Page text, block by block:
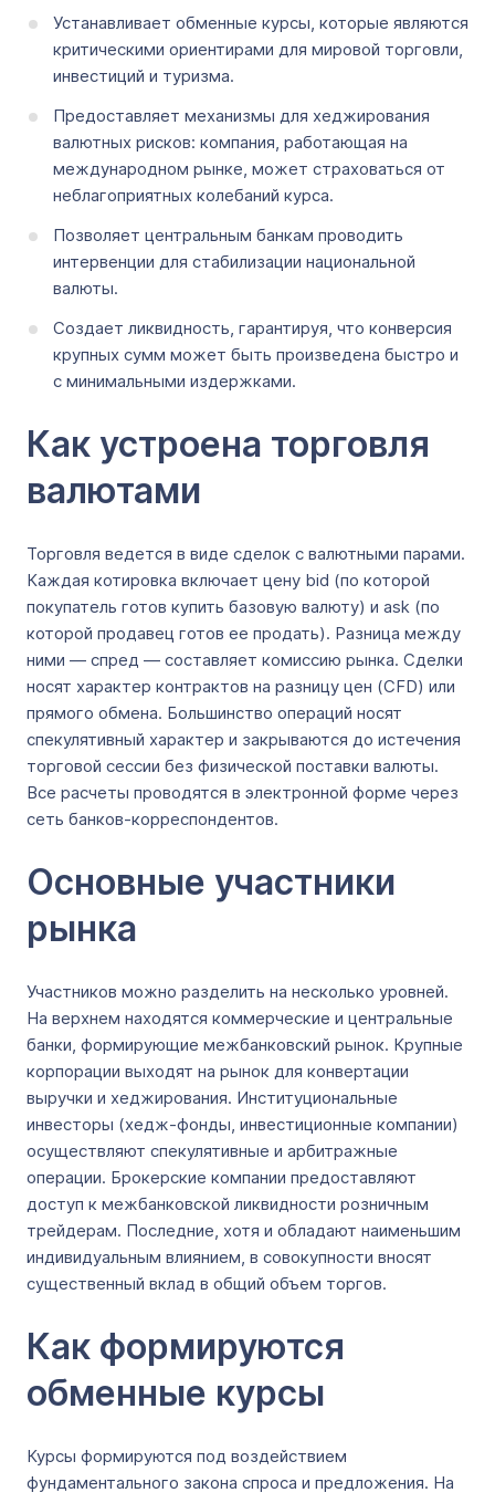
Устанавливает обменные курсы, которые являются
критическими ориентирами для мировой торговли,
инвестиций и туризма.
Предоставляет механизмы для хеджирования
валютных рисков: компания, работающая на
международном рынке, может страховаться от
неблагоприятных колебаний курса.
Позволяет центральным банкам проводить
интервенции для стабилизации национальной
валюты.
Создает ликвидность, гарантируя, что конверсия
крупных сумм может быть произведена быстро и
с минимальными издержками.
Как устроена торговля
валютами
Торговля ведется в виде сделок с валютными парами.
Каждая котировка включает цену bid (по которой
покупатель готов купить базовую валюту) и ask (по
которой продавец готов ее продать). Разница между
ними — спред — составляет комиссию рынка. Сделки
носят характер контрактов на разницу цен (CFD) или
прямого обмена. Большинство операций носят
спекулятивный характер и закрываются до истечения
торговой сессии без физической поставки валюты.
Все расчеты проводятся в электронной форме через
сеть банков-корреспондентов.
Основные участники
рынка
Участников можно разделить на несколько уровней.
На верхнем находятся коммерческие и центральные
банки, формирующие межбанковский рынок. Крупные
корпорации выходят на рынок для конвертации
выручки и хеджирования. Институциональные
инвесторы (хедж-фонды, инвестиционные компании)
осуществляют спекулятивные и арбитражные
операции. Брокерские компании предоставляют
доступ к межбанковской ликвидности розничным
трейдерам. Последние, хотя и обладают наименьшим
индивидуальным влиянием, в совокупности вносят
существенный вклад в общий объем торгов.
Как формируются
обменные курсы
Курсы формируются под воздействием
фундаментального закона спроса и предложения. На